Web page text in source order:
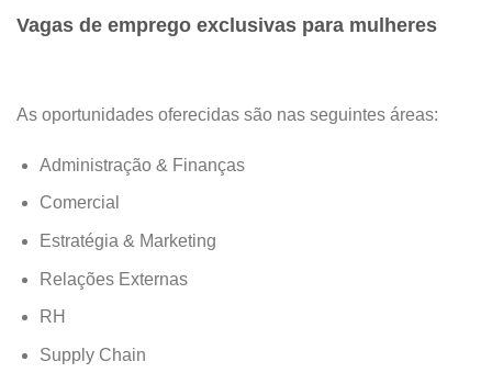
Vagas de emprego exclusivas para mulheres
As oportunidades oferecidas são nas seguintes áreas:
Administração & Finanças
Comercial
Estratégia & Marketing
Relações Externas
RH
Supply Chain